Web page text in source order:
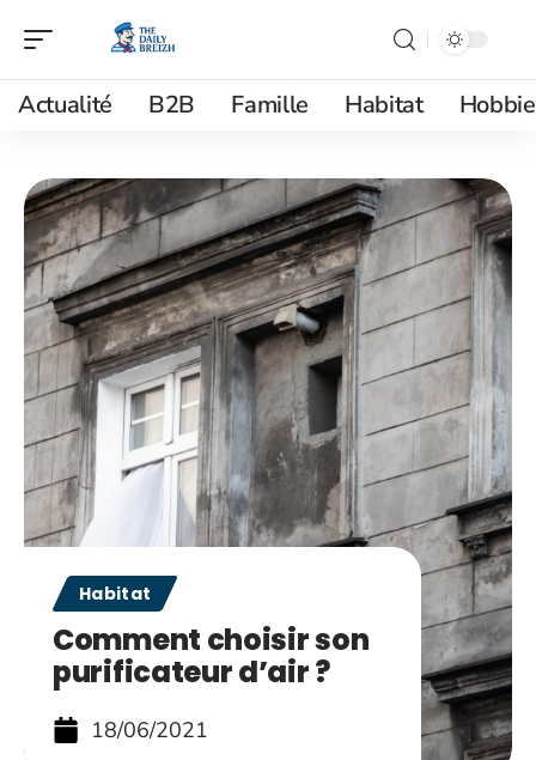
Actualité B2B Famille Habitat
Habitat
Comment choisir son
purificateur d’air ?
18/06/2021